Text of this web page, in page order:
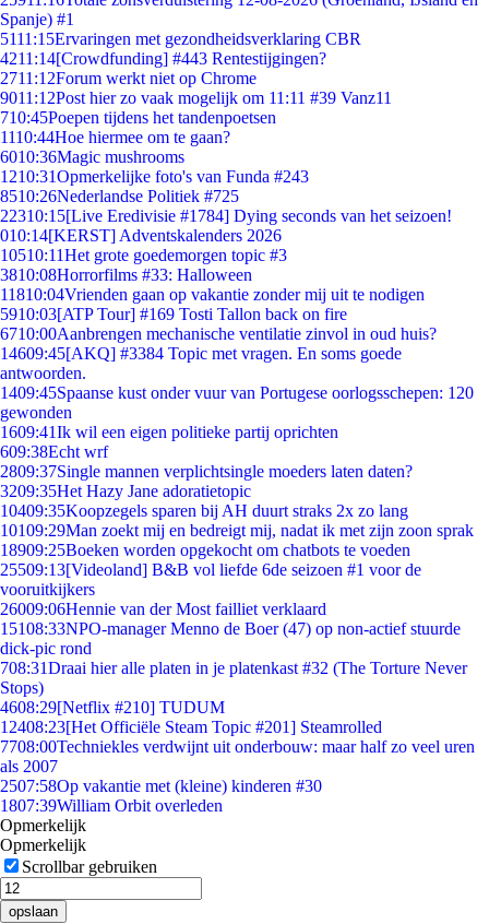
Spanje) #1
5111:15Ervaringen met gezondheidsverklaring CBR
4211:14[Crowdfunding] #443 Rentestijgingen?
2711:12Forum werkt niet op Chrome
9011:12Post hier zo vaak mogelijk om 11:11 #39 Vanz11
710:45Poepen tijdens het tandenpoetsen
1110:44Hoe hiermee om te gaan?
6010:36Magic mushrooms
1210:31Opmerkelijke foto's van Funda #243
8510:26Nederlandse Politiek #725
22310:15[Live Eredivisie #1784] Dying seconds van het seizoen!
010:14[KERST] Adventskalenders 2026
10510:11Het grote goedemorgen topic #3
3810:08Horrorfilms #33: Halloween
11810:04Vrienden gaan op vakantie zonder mij uit te nodigen
5910:03[ATP Tour] #169 Tosti Tallon back on fire
6710:00Aanbrengen mechanische ventilatie zinvol in oud huis?
14609:45[AKQ] #3384 Topic met vragen. En soms goede
antwoorden.
1409:45Spaanse kust onder vuur van Portugese oorlogsschepen: 120
gewonden
1609:41Ik wil een eigen politieke partij oprichten
609:38Echt wrf
2809:37Single mannen verplichtsingle moeders laten daten?
3209:35Het Hazy Jane adoratietopic
10409:35Koopzegels sparen bij AH duurt straks 2x zo lang
10109:29Man zoekt mij en bedreigt mij, nadat ik met zijn zoon sprak
18909:25Boeken worden opgekocht om chatbots te voeden
25509:13[Videoland] B&B vol liefde 6de seizoen #1 voor de
vooruitkijkers
26009:06Hennie van der Most failliet verklaard
15108:33NPO-manager Menno de Boer (47) op non-actief stuurde
dick-pic rond
708:31Draai hier alle platen in je platenkast #32 (The Torture Never
Stops)
4608:29[Netflix #210] TUDUM
12408:23[Het Officiële Steam Topic #201] Steamrolled
7708:00Techniekles verdwijnt uit onderbouw: maar half zo veel uren
als 2007
2507:58Op vakantie met (kleine) kinderen #30
1807:39William Orbit overleden
Opmerkelijk
Opmerkelijk
Scrollbar gebruiken
opslaan